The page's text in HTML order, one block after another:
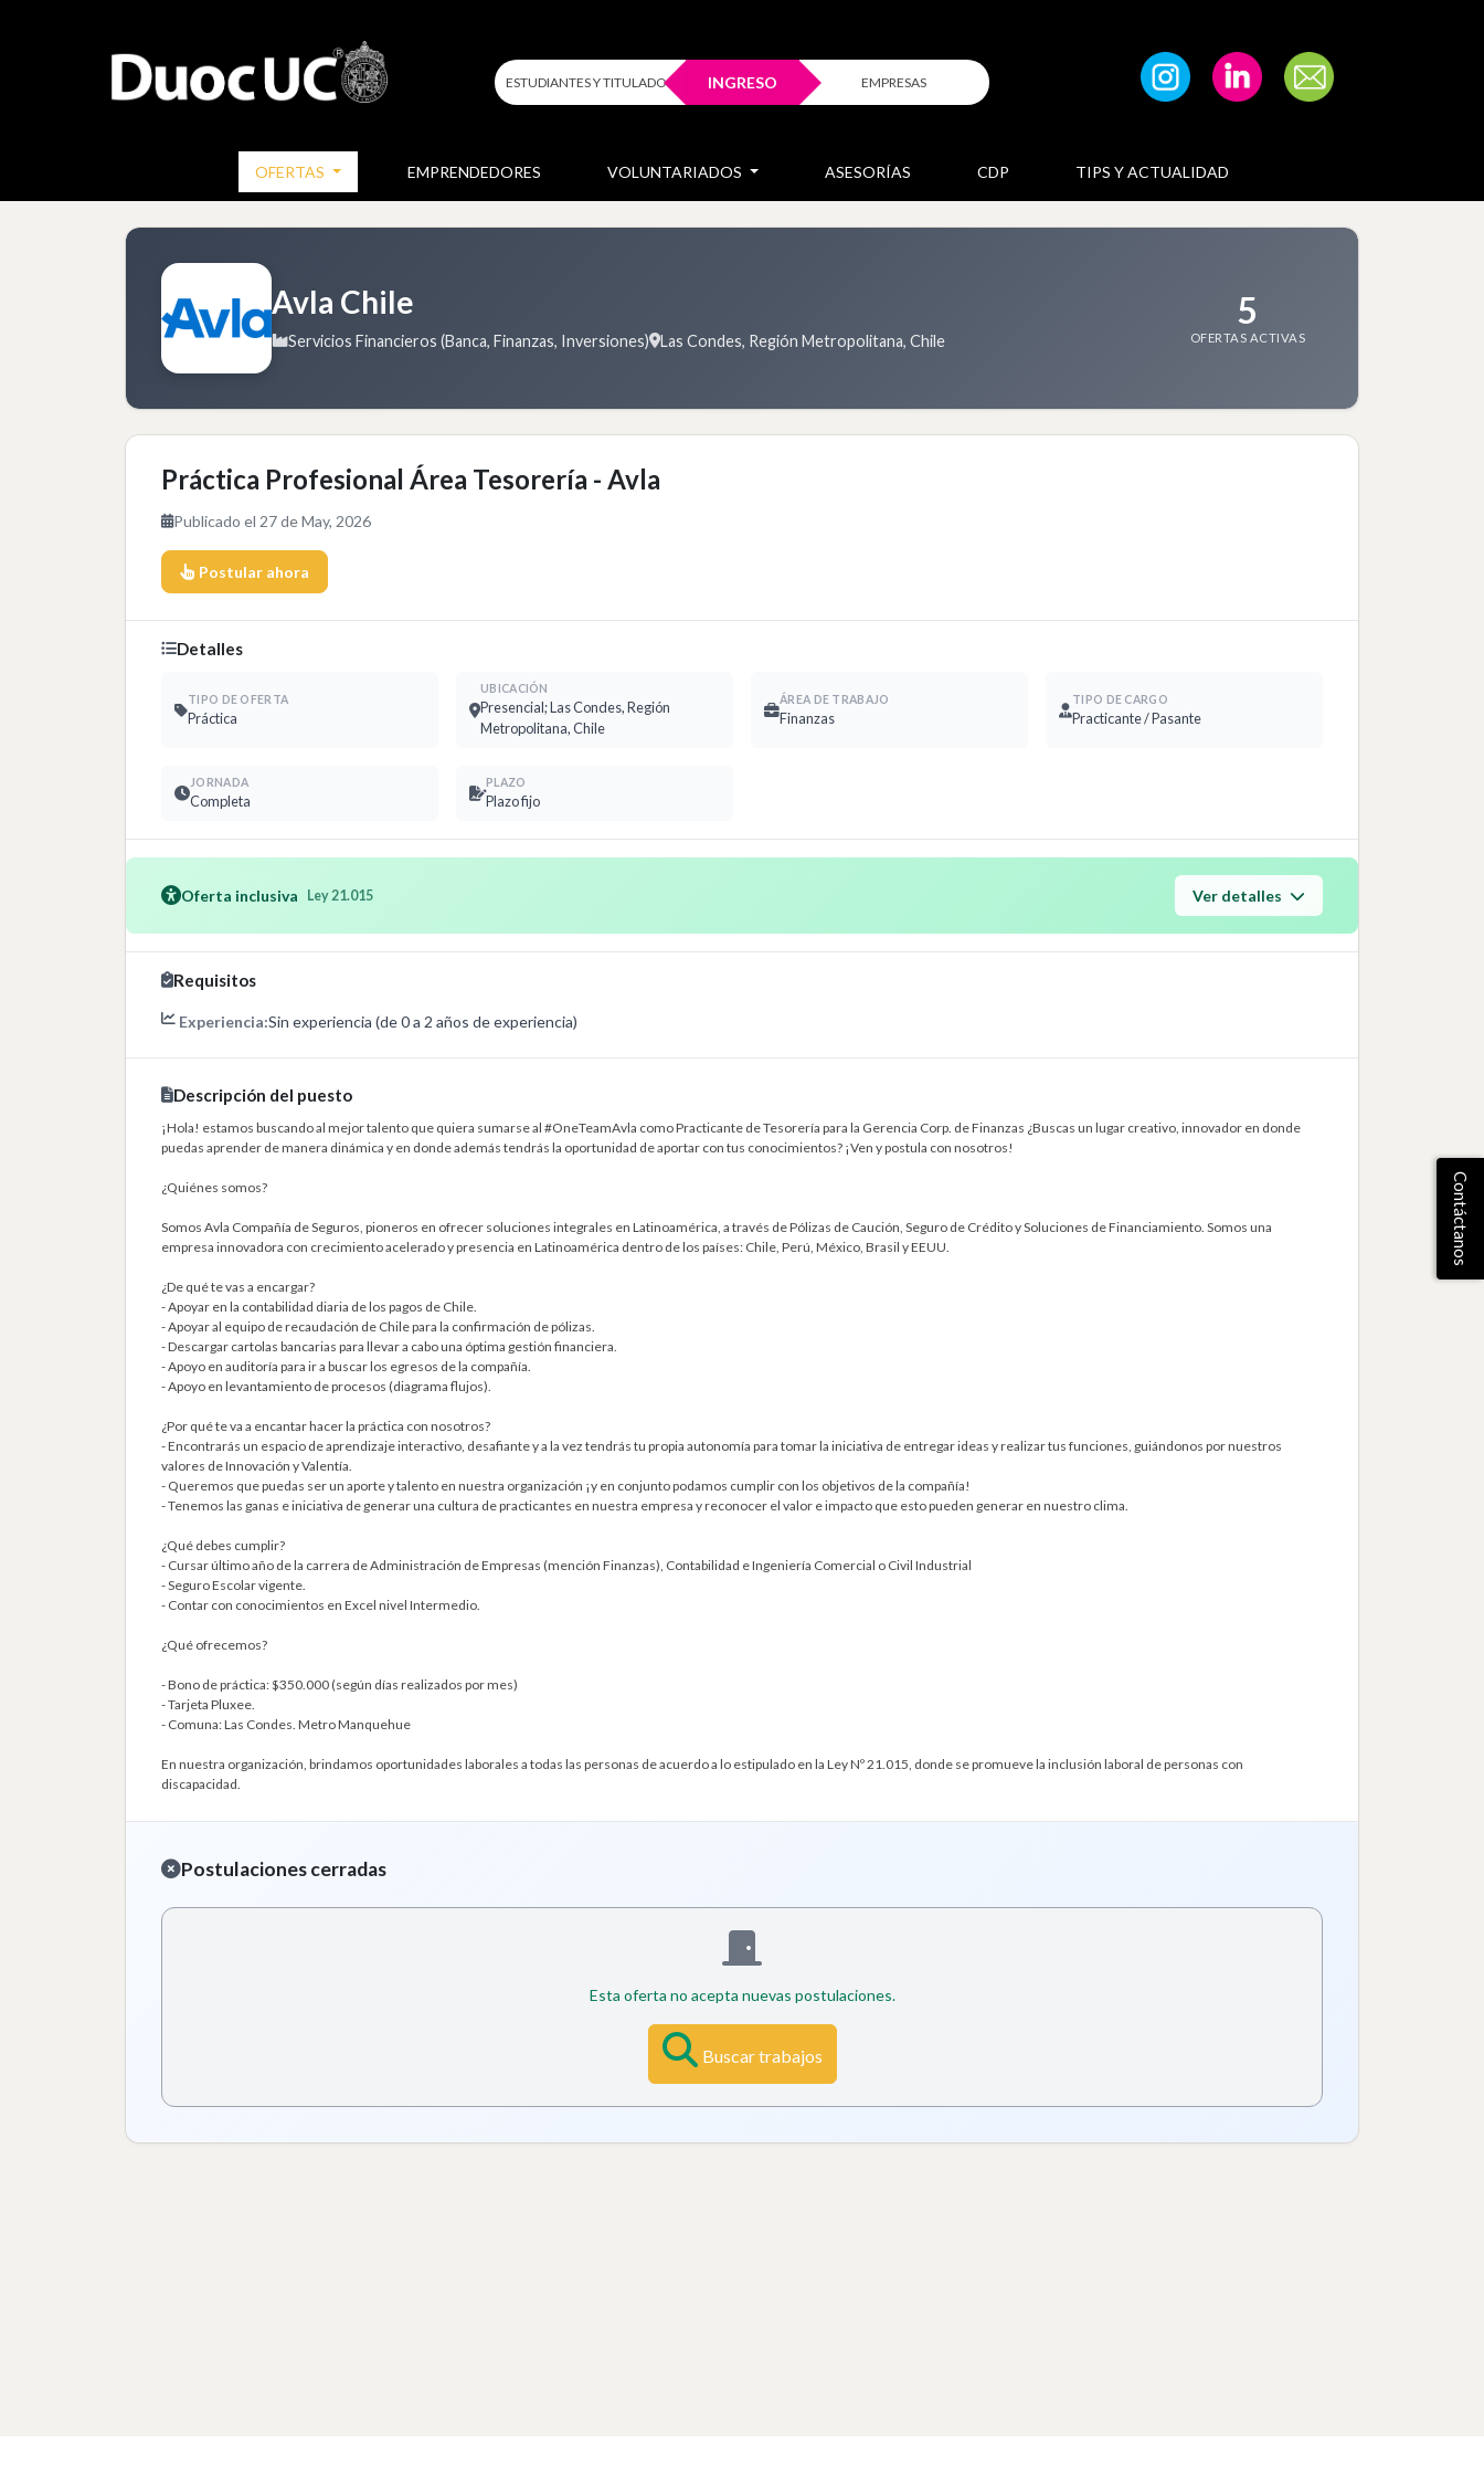
ESTUDIANTES Y TITULADOS INGRESO EMPRESAS
OFERTAS EMPRENDEDORES VOLUNTARIADOS ASESORÍAS CDP TIPS Y ACTUALIDAD
Avla Chile
Servicios Financieros (Banca, Finanzas, Inversiones) Las Condes, Región Metropolitana, Chile
5
OFERTAS ACTIVAS
Práctica Profesional Área Tesorería - Avla
Publicado el 27 de May, 2026
Postular ahora
Detalles
TIPO DE OFERTA
Práctica
UBICACIÓN
Presencial; Las Condes, Región
Metropolitana, Chile
ÁREA DE TRABAJO
Finanzas
TIPO DE CARGO
Practicante / Pasante
JORNADA
Completa
PLAZO
Plazo fijo
Oferta inclusiva Ley 21.015 Ver detalles
Requisitos
Experiencia:Sin experiencia (de 0 a 2 años de experiencia)
Descripción del puesto
¡Hola! estamos buscando al mejor talento que quiera sumarse al #OneTeamAvla como Practicante de Tesorería para la Gerencia Corp. de Finanzas ¿Buscas un lugar creativo, innovador en donde
puedas aprender de manera dinámica y en donde además tendrás la oportunidad de aportar con tus conocimientos? ¡Ven y postula con nosotros!
¿Quiénes somos?
Somos Avla Compañía de Seguros, pioneros en ofrecer soluciones integrales en Latinoamérica, a través de Pólizas de Caución, Seguro de Crédito y Soluciones de Financiamiento. Somos una
empresa innovadora con crecimiento acelerado y presencia en Latinoamérica dentro de los países: Chile, Perú, México, Brasil y EEUU.
¿De qué te vas a encargar?
- Apoyar en la contabilidad diaria de los pagos de Chile.
- Apoyar al equipo de recaudación de Chile para la confirmación de pólizas.
- Descargar cartolas bancarias para llevar a cabo una óptima gestión financiera.
- Apoyo en auditoría para ir a buscar los egresos de la compañía.
- Apoyo en levantamiento de procesos (diagrama flujos).
¿Por qué te va a encantar hacer la práctica con nosotros?
- Encontrarás un espacio de aprendizaje interactivo, desafiante y a la vez tendrás tu propia autonomía para tomar la iniciativa de entregar ideas y realizar tus funciones, guiándonos por nuestros
valores de Innovación y Valentía.
- Queremos que puedas ser un aporte y talento en nuestra organización ¡y en conjunto podamos cumplir con los objetivos de la compañía!
- Tenemos las ganas e iniciativa de generar una cultura de practicantes en nuestra empresa y reconocer el valor e impacto que esto pueden generar en nuestro clima.
¿Qué debes cumplir?
- Cursar último año de la carrera de Administración de Empresas (mención Finanzas), Contabilidad e Ingeniería Comercial o Civil Industrial
- Seguro Escolar vigente.
- Contar con conocimientos en Excel nivel Intermedio.
¿Qué ofrecemos?
- Bono de práctica: $350.000 (según días realizados por mes)
- Tarjeta Pluxee.
- Comuna: Las Condes. Metro Manquehue
En nuestra organización, brindamos oportunidades laborales a todas las personas de acuerdo a lo estipulado en la Ley Nº 21.015, donde se promueve la inclusión laboral de personas con
discapacidad.
Postulaciones cerradas
Esta oferta no acepta nuevas postulaciones.
Buscar trabajos
Contáctanos